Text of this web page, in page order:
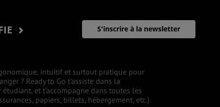
S'inscrire à la newsletter
intuitif et surtout pratique pour
? Ready to Go t’assiste dans la
et t’accompagne dans toutes les
papiers, billets, hébergement, etc.)